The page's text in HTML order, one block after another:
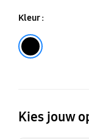
Kleur :
Kies jouw